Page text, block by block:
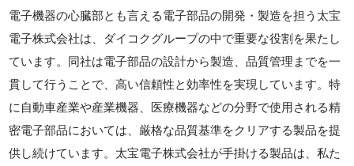
電子機器の心臓部とも言える電子部品の開発・製造を担う太宝
電子株式会社は、ダイコクグループの中で重要な役割を果たし
ています。同社は電子部品の設計から製造、品質管理までを一
貫して行うことで、高い信頼性と効率性を実現しています。特
に自動車産業や産業機器、医療機器などの分野で使用される精
密電子部品においては、厳格な品質基準をクリアする製品を提
供し続けています。太宝電子株式会社が手掛ける製品は、私た